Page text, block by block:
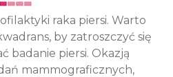
raka piersi. Warto
by zatroszczyć się
badanie piersi. Okazją
mammograficznych,